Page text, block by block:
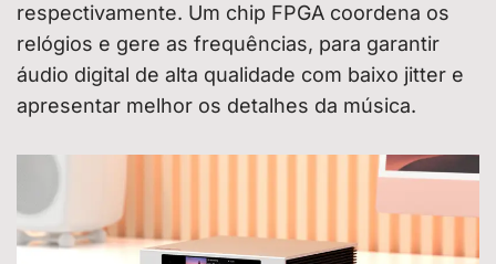
respectivamente. Um chip FPGA coordena os
relógios e gere as frequências, para garantir
áudio digital de alta qualidade com baixo jitter e
apresentar melhor os detalhes da música.